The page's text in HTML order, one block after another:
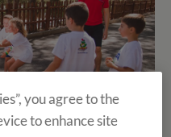
you agree to the
to enhance site